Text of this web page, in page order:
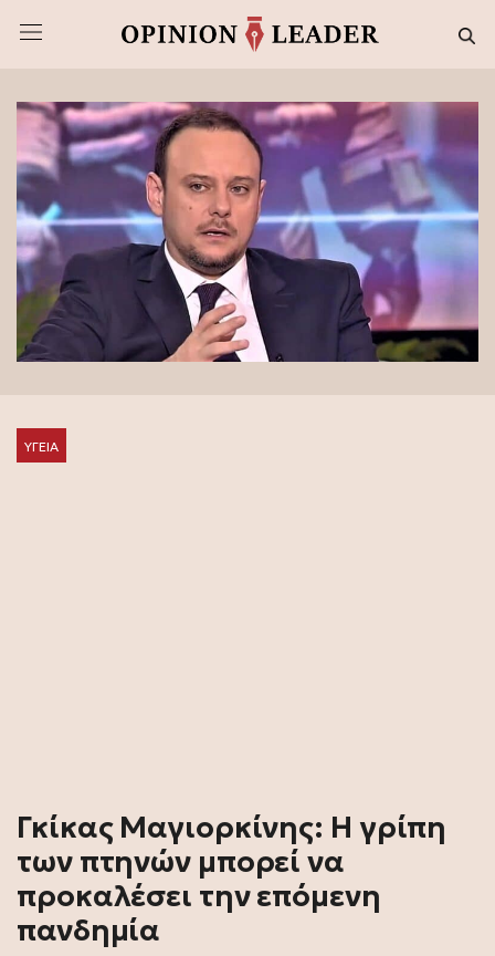
ΥΓΕΙΑ
Γκίκας Μαγιορκίνης: Η γρίπη
των πτηνών μπορεί να
προκαλέσει την επόμενη
πανδημία